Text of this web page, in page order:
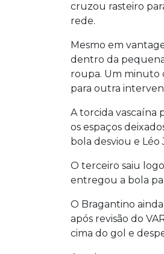
cruzou rasteiro
rede.
Mesmo em
dentro da
roupa. Um minuto
para outra
A torcida vascaína
os espaços
bola desviou e
O terceiro saiu
entregou a bola
O Bragantino
após revisão do
cima do gol e